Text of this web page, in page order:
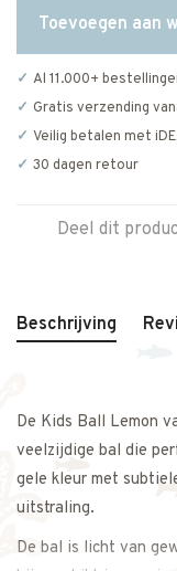
Toevoegen aan
Al 11.000+
Gratis verzending
Veilig betalen met
30 dagen retour
Deel dit
Beschrijving
De Kids Ball Lemon
veelzijdige bal die
gele kleur met
uitstraling.
De bal is licht van